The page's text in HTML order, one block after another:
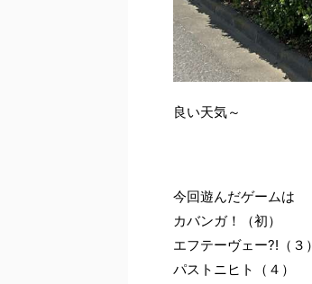
良い天気～
今回遊んだゲームは
カバンガ！（初）
エフテーヴェー?!（３）
パストニヒト（４）